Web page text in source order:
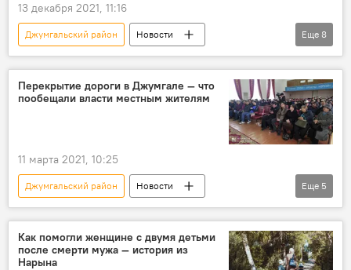
13 декабря 2021, 11:16
Джумгальский район
Новости
Общество
Кыргызстан
Происшествия
ДТП
митинг
перекрытие
дорога
переговоры
Еще 8
Перекрытие дороги в Джумгале — что
пообещали власти местным жителям
11 марта 2021, 10:25
Джумгальский район
Новости
Общество
Кыргызстан
митинг
Еще 5
Как помогли женщине с двумя детьми
после смерти мужа — история из
Нарына